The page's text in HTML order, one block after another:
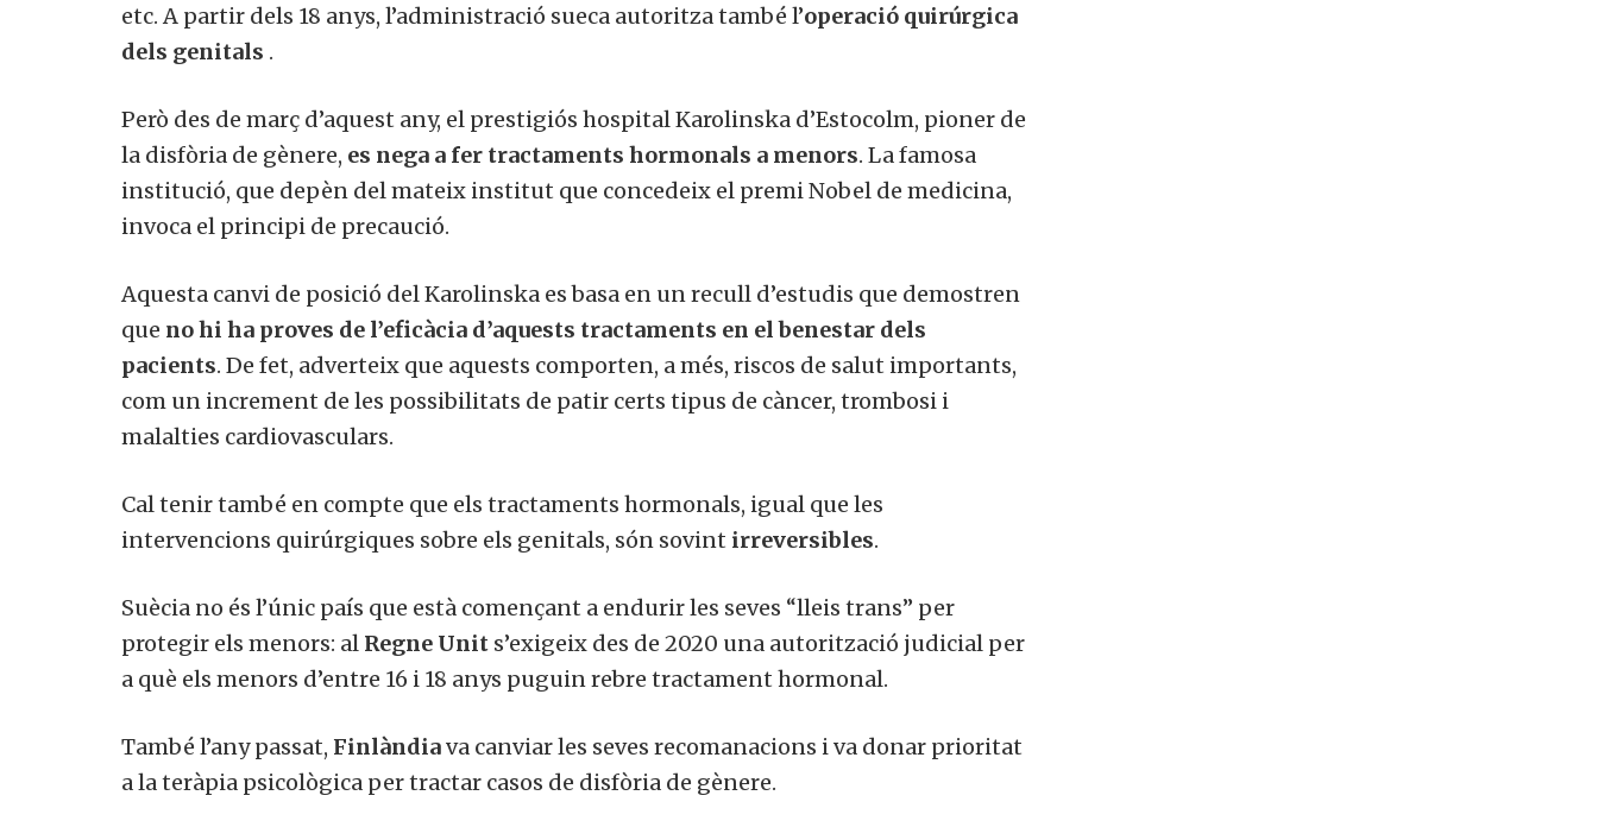
etc. A partir dels 18 anys, l’administració sueca autoritza també l’operació quirúrgica
dels genitals .
Però des de març d’aquest any, el prestigiós hospital Karolinska d’Estocolm, pioner de
la disfòria de gènere, es nega a fer tractaments hormonals a menors. La famosa
institució, que depèn del mateix institut que concedeix el premi Nobel de medicina,
invoca el principi de precaució.
Aquesta canvi de posició del Karolinska es basa en un recull d’estudis que demostren
que no hi ha proves de l’eficàcia d’aquests tractaments en el benestar dels
pacients. De fet, adverteix que aquests comporten, a més, riscos de salut importants,
com un increment de les possibilitats de patir certs tipus de càncer, trombosi i
malalties cardiovasculars.
Cal tenir també en compte que els tractaments hormonals, igual que les
intervencions quirúrgiques sobre els genitals, són sovint irreversibles.
Suècia no és l’únic país que està començant a endurir les seves “lleis trans” per
protegir els menors: al Regne Unit s’exigeix des de 2020 una autorització judicial per
a què els menors d’entre 16 i 18 anys puguin rebre tractament hormonal.
També l’any passat, Finlàndiava canviar les seves recomanacions i va donar prioritat
a la teràpia psicològica per tractar casos de disfòria de gènere.